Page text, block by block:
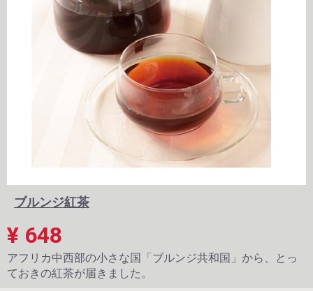
ブルンジ紅茶
¥ 648
アフリカ中西部の小さな国「ブルンジ共和国」から、とっ
ておきの紅茶が届きました。